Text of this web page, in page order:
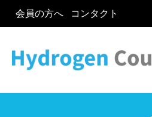
会員の方へ コンタクト